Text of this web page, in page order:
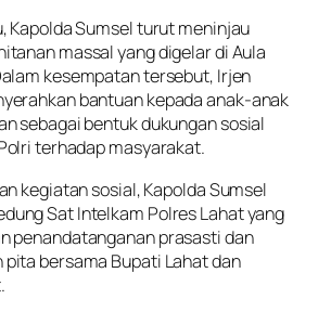
Kapolda Sumsel turut meninjau
massal yang digelar di Aula
kesempatan tersebut, Irjen
bantuan kepada anak-anak
sebagai bentuk dukungan sosial
terhadap masyarakat.
kegiatan sosial, Kapolda Sumsel
Sat Intelkam Polres Lahat yang
penandatanganan prasasti dan
bersama Bupati Lahat dan